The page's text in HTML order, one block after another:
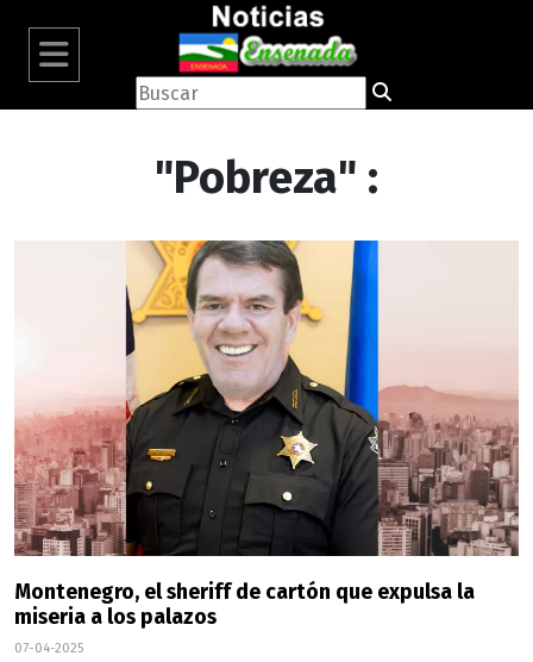
"Pobreza" :
Montenegro, el sheriff de cartón que expulsa la
miseria a los palazos
07-04-2025